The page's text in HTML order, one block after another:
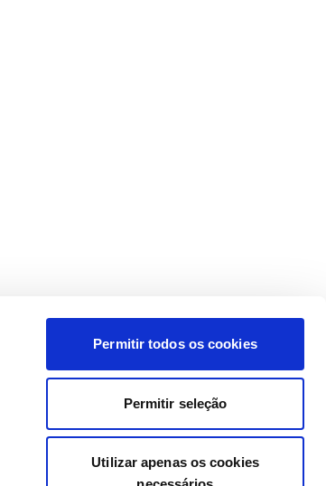
Permitir todos os cookies
Permitir seleção
Utilizar apenas os cookies